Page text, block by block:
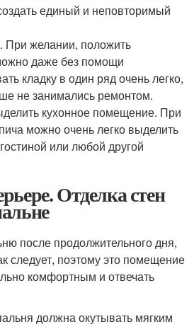
единый и неповторимый
При желании, положить
даже без помощи
кладку в один ряд очень легко,
не занимались ремонтом.
кухонное помещение. При
можно очень легко выделить
или любой другой
Отделка стен
после продолжительного дня,
следует, поэтому это помещение
комфортным и отвечать
должна окутывать мягким